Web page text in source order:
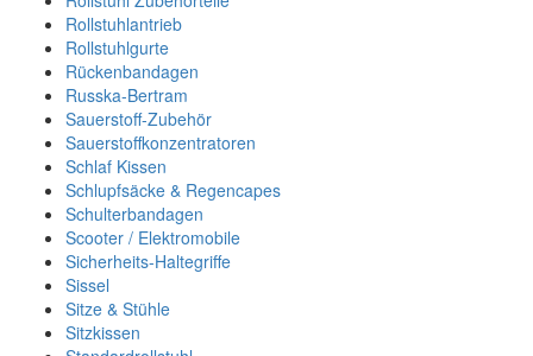
Rollstuhlantrieb
Rollstuhlgurte
Rückenbandagen
Russka-Bertram
Sauerstoff-Zubehör
Sauerstoffkonzentratoren
Schlaf Kissen
Schlupfsäcke & Regencapes
Schulterbandagen
Scooter / Elektromobile
Sicherheits-Haltegriffe
Sissel
Sitze & Stühle
Sitzkissen